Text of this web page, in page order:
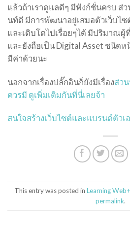
แล้วถ้าเราดูแลดีๆ มีฟังก์ชั่นครบ ส่
นท์ดี มีการพัฒนาอยู่เสมอตัวเว็บไ
และเติบโตไปเรื่อยๆได้ มีปริมาณผู้
และยังถือเป็น Digital Asset ชนิดห
มีค่าด้วยนะ
นอกจากเรื่องปลั๊กอินก็ยังมีเรื่องส่ว
ควรมี ดูเพิ่มเติมกันที่นี่เลยจ้า
สนใจสร้างเว็บไซต์และแบรนด์ตัวเ
This entry was posted in Learning
permalink.